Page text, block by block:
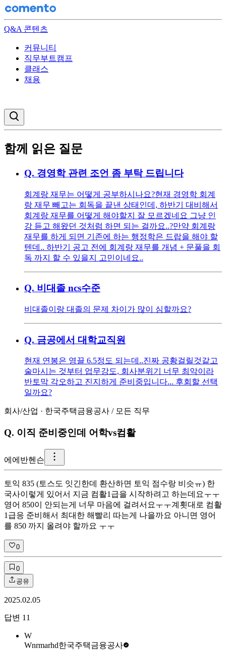
Q&A 콘텐츠
커뮤니티
직무부트캠프
클래스
채용
함께 읽은 질문
Q. 경영학 관련 조언 좀 부탁 드립니다
회계랑 재무는 어떻게 공부하시나요? ​ 현재 경영학 회계
랑 재무 빼고는 회독을 끝낸 상태인데, 하반기 대비해서
회계랑 재무를 어떻게 해야할지 잘 모르겠네요 그냥 인
강 듣고 해왔던 것처럼 하면 되는 걸까요..? ​ 만약 회계랑
재무를 하게 되면 기존에 하는 행정학은 드랍을 해야 할
텐데.. 하반기 공고 전에 회계랑 재무를 개념 + 문풀을 회
독 까지 할 수 있을지 고민이네요..
Q. 비대졸 ncs수준
비대졸이랑 대졸의 문제 차이가 많이 심할까요?
Q. 금공에서 대학교직원
현재 연봉은 영끌 6.5정도 되는데..진짜 공황걸릴것같고
술마시는 것부터 업무강도, 회사분위기 너무 최악이라
반토막 각오하고 진지하게 준비중입니다... 후회할 선택
일까요?
회사/산업 · 한국주택금융공사 / 모든 직무
Q. 이직 준비중인데 어학vs컴활
에 에반헨슨
토익 835 (토스도 잇긴한데 환산하면 토익 점수랑 비슷ㅠ) 한
국사 ​ 이렇게 있어서 지금 컴활1급을 시작하려고 하는데요ㅜㅜ
영어 850이 안되는게 너무 마음에 걸려서요ㅜㅜ ​ 계횟대로 컴활
1급응 준비해서 최대한 해빨리 따는게 나을까요 아니면 영어
를 850 까지 올려야 할까요 ㅜㅜ
0
0
공유
2025.02.05
답변 11
W
Wnrmarhd한국주택금융공사